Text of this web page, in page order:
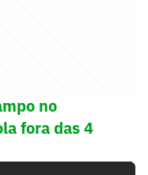
no
fora das 4